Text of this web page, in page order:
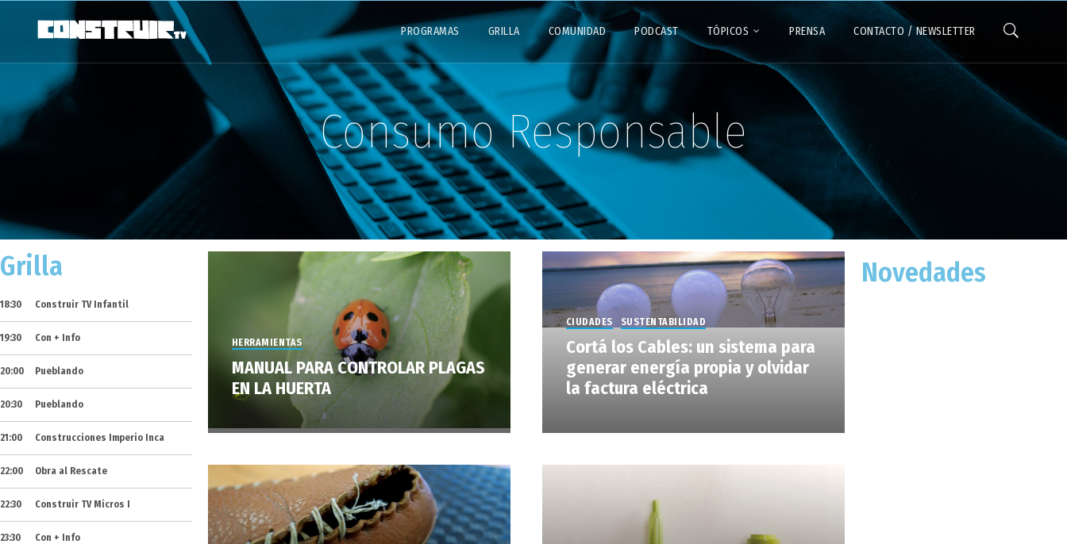
PROGRAMAS GRILLA COMUNIDAD PODCAST TÓPICOS PRENSA CONTACTO / NEWSLETTER
Consumo Responsable
Grilla
18:30 Construir TV Infantil
19:30 Con + Info
20:00 Pueblando
20:30 Pueblando
21:00 Construcciones Imperio Inca
22:00 Obra al Rescate
22:30 Construir TV Micros I
23:30 Con + Info
HERRAMIENTAS
MANUAL PARA CONTROLAR PLAGAS
EN LA HUERTA
CIUDADES SUSTENTABILIDAD
Cortá los Cables: un sistema para
generar energía propia y olvidar
la factura eléctrica
Novedades